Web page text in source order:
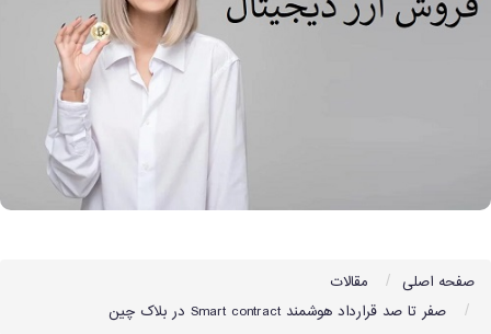
صفحه اصلی
مقالات
صفر تا صد قرارداد هوشمند Smart contract در بلاک چین